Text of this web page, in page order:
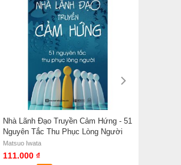
Nhà Lãnh Đạo Truyền Cảm Hứng - 51
Nguyên Tắc Thu Phục Lòng Người
Matsuo Iwata
111.000 ₫